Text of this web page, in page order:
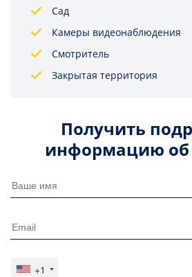
Сад
Камеры видеонаблюдения
Смотритель
Закрытая территория
Получить
информацию об
+1